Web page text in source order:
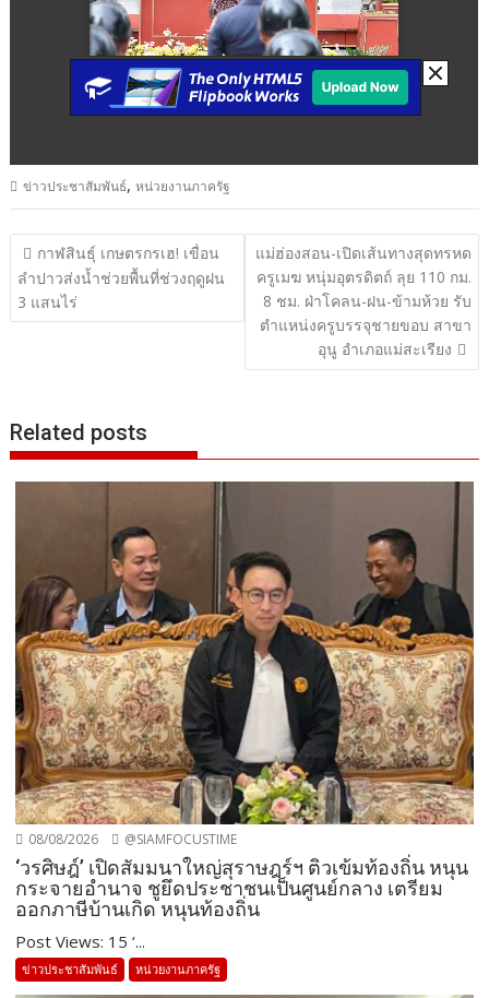
ข่าวประชาสัมพันธ์,หน่วยงานภาครัฐ
แนะแนว
เรื่อง
กาฬสินธุ์ เกษตรกรเฮ! เขื่อน
ลำปาวส่งน้ำช่วยพื้นที่ช่วงฤดูฝน
3 แสนไร่
แม่ฮ่องสอน-เปิดเส้นทางสุดทรหด
ครูเมฆ หนุ่มอุตรดิตถ์ ลุย 110 กม.
8 ชม. ฝ่าโคลน-ฝน-ข้ามห้วย รับ
ตำแหน่งครูบรรจุชายขอบ สาขา
อุนู อำเภอแม่สะเรียง
Related posts
08/08/2026 @SIAMFOCUSTIME
‘วรศิษฎ์’ เปิดสัมมนาใหญ่สุราษฎร์ฯ ติวเข้มท้องถิ่น หนุน
กระจายอำนาจ ชูยึดประชาชนเป็นศูนย์กลาง เตรียม
ออกภาษีบ้านเกิด หนุนท้องถิ่น
Post Views: 15 ‘...
ข่าวประชาสัมพันธ์ หน่วยงานภาครัฐ